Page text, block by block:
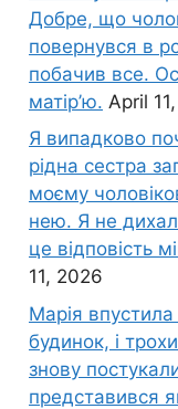
Добре, що
повернувся в
побачив все.
матір’ю. April
Я випадково
рідна сестра
моєму
нею. Я не
це відповість
11, 2026
Марія впустила
будинок, і
знову
представився